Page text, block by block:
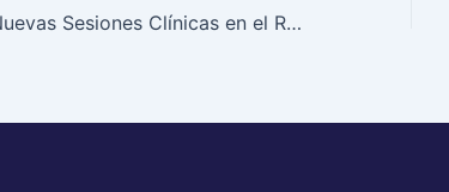
Nuevas Sesiones Clínicas en el Rincón de las Tesinas